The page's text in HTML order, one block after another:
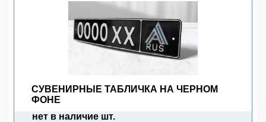
СУВЕНИРНЫЕ ТАБЛИЧКА НА ЧЕРНОМ
ФОНЕ
нет в наличие шт.